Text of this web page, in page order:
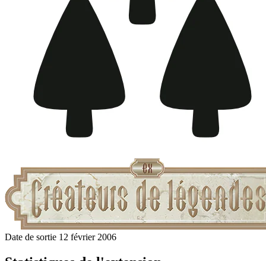
Date de sortie 12 février 2006